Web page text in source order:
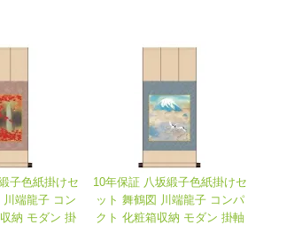
子色紙掛けセ
川端龍子 コン
納 モダン 掛
10年保証 八坂緞子色紙掛けセ
ット 舞鶴図 川端龍子 コンパ
クト 化粧箱収納 モダン 掛軸